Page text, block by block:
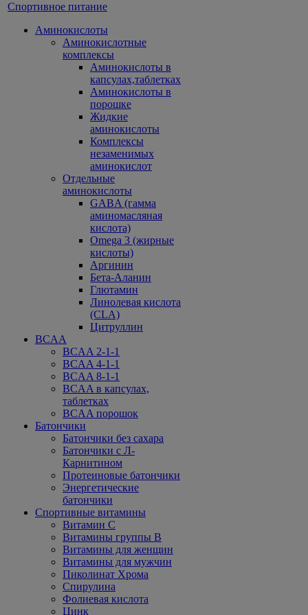
Спортивное питание
Аминокислоты
Аминокислотные
комплексы
Аминокислоты в
капсулах,таблетках
Аминокислоты в
порошке
Жидкие
аминокислоты
Комплексы
незаменимых
аминокислот
Отдельные
аминокислоты
GABA (гамма
аминомасляная
кислота)
Omega 3 (жирные
кислоты)
Аргинин
Бета-Аланин
Глютамин
Линолевая кислота
(CLA)
Цитруллин
BCAA
BCAA 2-1-1
BCAA 4-1-1
BCAA 8-1-1
BCAA в капсулах,
таблетках
BCAA порошок
Батончики
Батончики без сахара
Батончики с Л-
Карнитином
Протеиновые батончики
Энергетические
батончики
Спортивные витамины
Витамин С
Витамины группы В
Витамины для женщин
Витамины для мужчин
Пиколинат Хрома
Спирулина
Фолиевая кислота
Цинк